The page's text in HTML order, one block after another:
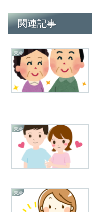
関連記事
夫婦
夫婦
夫婦